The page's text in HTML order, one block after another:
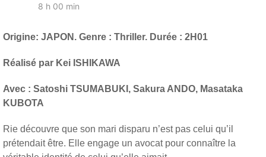
8 h 00 min
Origine: JAPON. Genre : Thriller. Durée : 2H01
Réalisé par Kei ISHIKAWA
Avec : Satoshi TSUMABUKI, Sakura ANDO, Masataka
KUBOTA
Rie découvre que son mari disparu n’est pas celui qu’il
prétendait être. Elle engage un avocat pour connaître la